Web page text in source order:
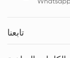
تابعنا